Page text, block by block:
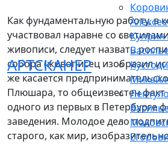
АРТСКАНЕР
Куприн
Как фундаментальную работу, в
участвовал наравне со
живописи, следует назвать
собора (живописец изобразил
же касается
Плюшара, то общеизвестен факт
одного из первых в Петербурге
заведения. Молодое дело
старого, как мир,